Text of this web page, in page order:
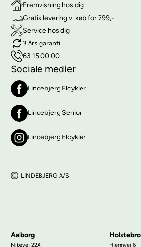
Fremvisning hos dig
Gratis levering v. køb for 799,-
Service hos dig
3 års garanti
63 15 00 00
Sociale medier
Lindebjerg Elcykler
Lindebjerg Senior
Lindebjerg Elcykler
LINDEBJERG A/S
Aalborg
Nibevej 22A
Holstebro
Hjermvej 6